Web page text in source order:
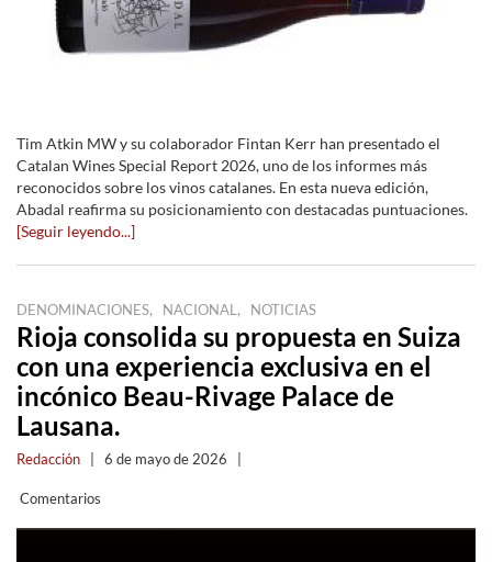
Tim Atkin MW y su colaborador Fintan Kerr han presentado el
Catalan Wines Special Report 2026, uno de los informes más
reconocidos sobre los vinos catalanes. En esta nueva edición,
Abadal reafirma su posicionamiento con destacadas puntuaciones.
[Seguir leyendo...]
DENOMINACIONES, NACIONAL, NOTICIAS
Rioja consolida su propuesta en Suiza
con una experiencia exclusiva en el
incónico Beau-Rivage Palace de
Lausana.
Redacción 6 de mayo de 2026
Comentarios